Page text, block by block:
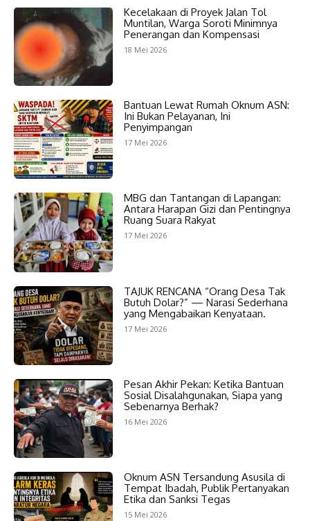
Kecelakaan di Proyek Jalan Tol
Muntilan, Warga Soroti Minimnya
Penerangan dan Kompensasi
18 Mei 2026
Bantuan Lewat Rumah Oknum ASN:
Ini Bukan Pelayanan, Ini
Penyimpangan
17 Mei 2026
MBG dan Tantangan di Lapangan:
Antara Harapan Gizi dan Pentingnya
Ruang Suara Rakyat
17 Mei 2026
TAJUK RENCANA “Orang Desa Tak
Butuh Dolar?” — Narasi Sederhana
yang Mengabaikan Kenyataan.
17 Mei 2026
Pesan Akhir Pekan: Ketika Bantuan
Sosial Disalahgunakan, Siapa yang
Sebenarnya Berhak?
16 Mei 2026
Oknum ASN Tersandung Asusila di
Tempat Ibadah, Publik Pertanyakan
Etika dan Sanksi Tegas
15 Mei 2026